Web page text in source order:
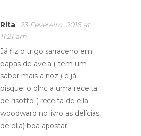
Rita 23 Fevereiro, 2016 at
11:21 am
Já fiz o trigo sarraceno em
papas de aveia ( tem um
sabor mais a noz ) e já
pisquei o olho a uma receita
de risotto ( receita de ella
woodward no livro as delícias
de ella) boa apostar